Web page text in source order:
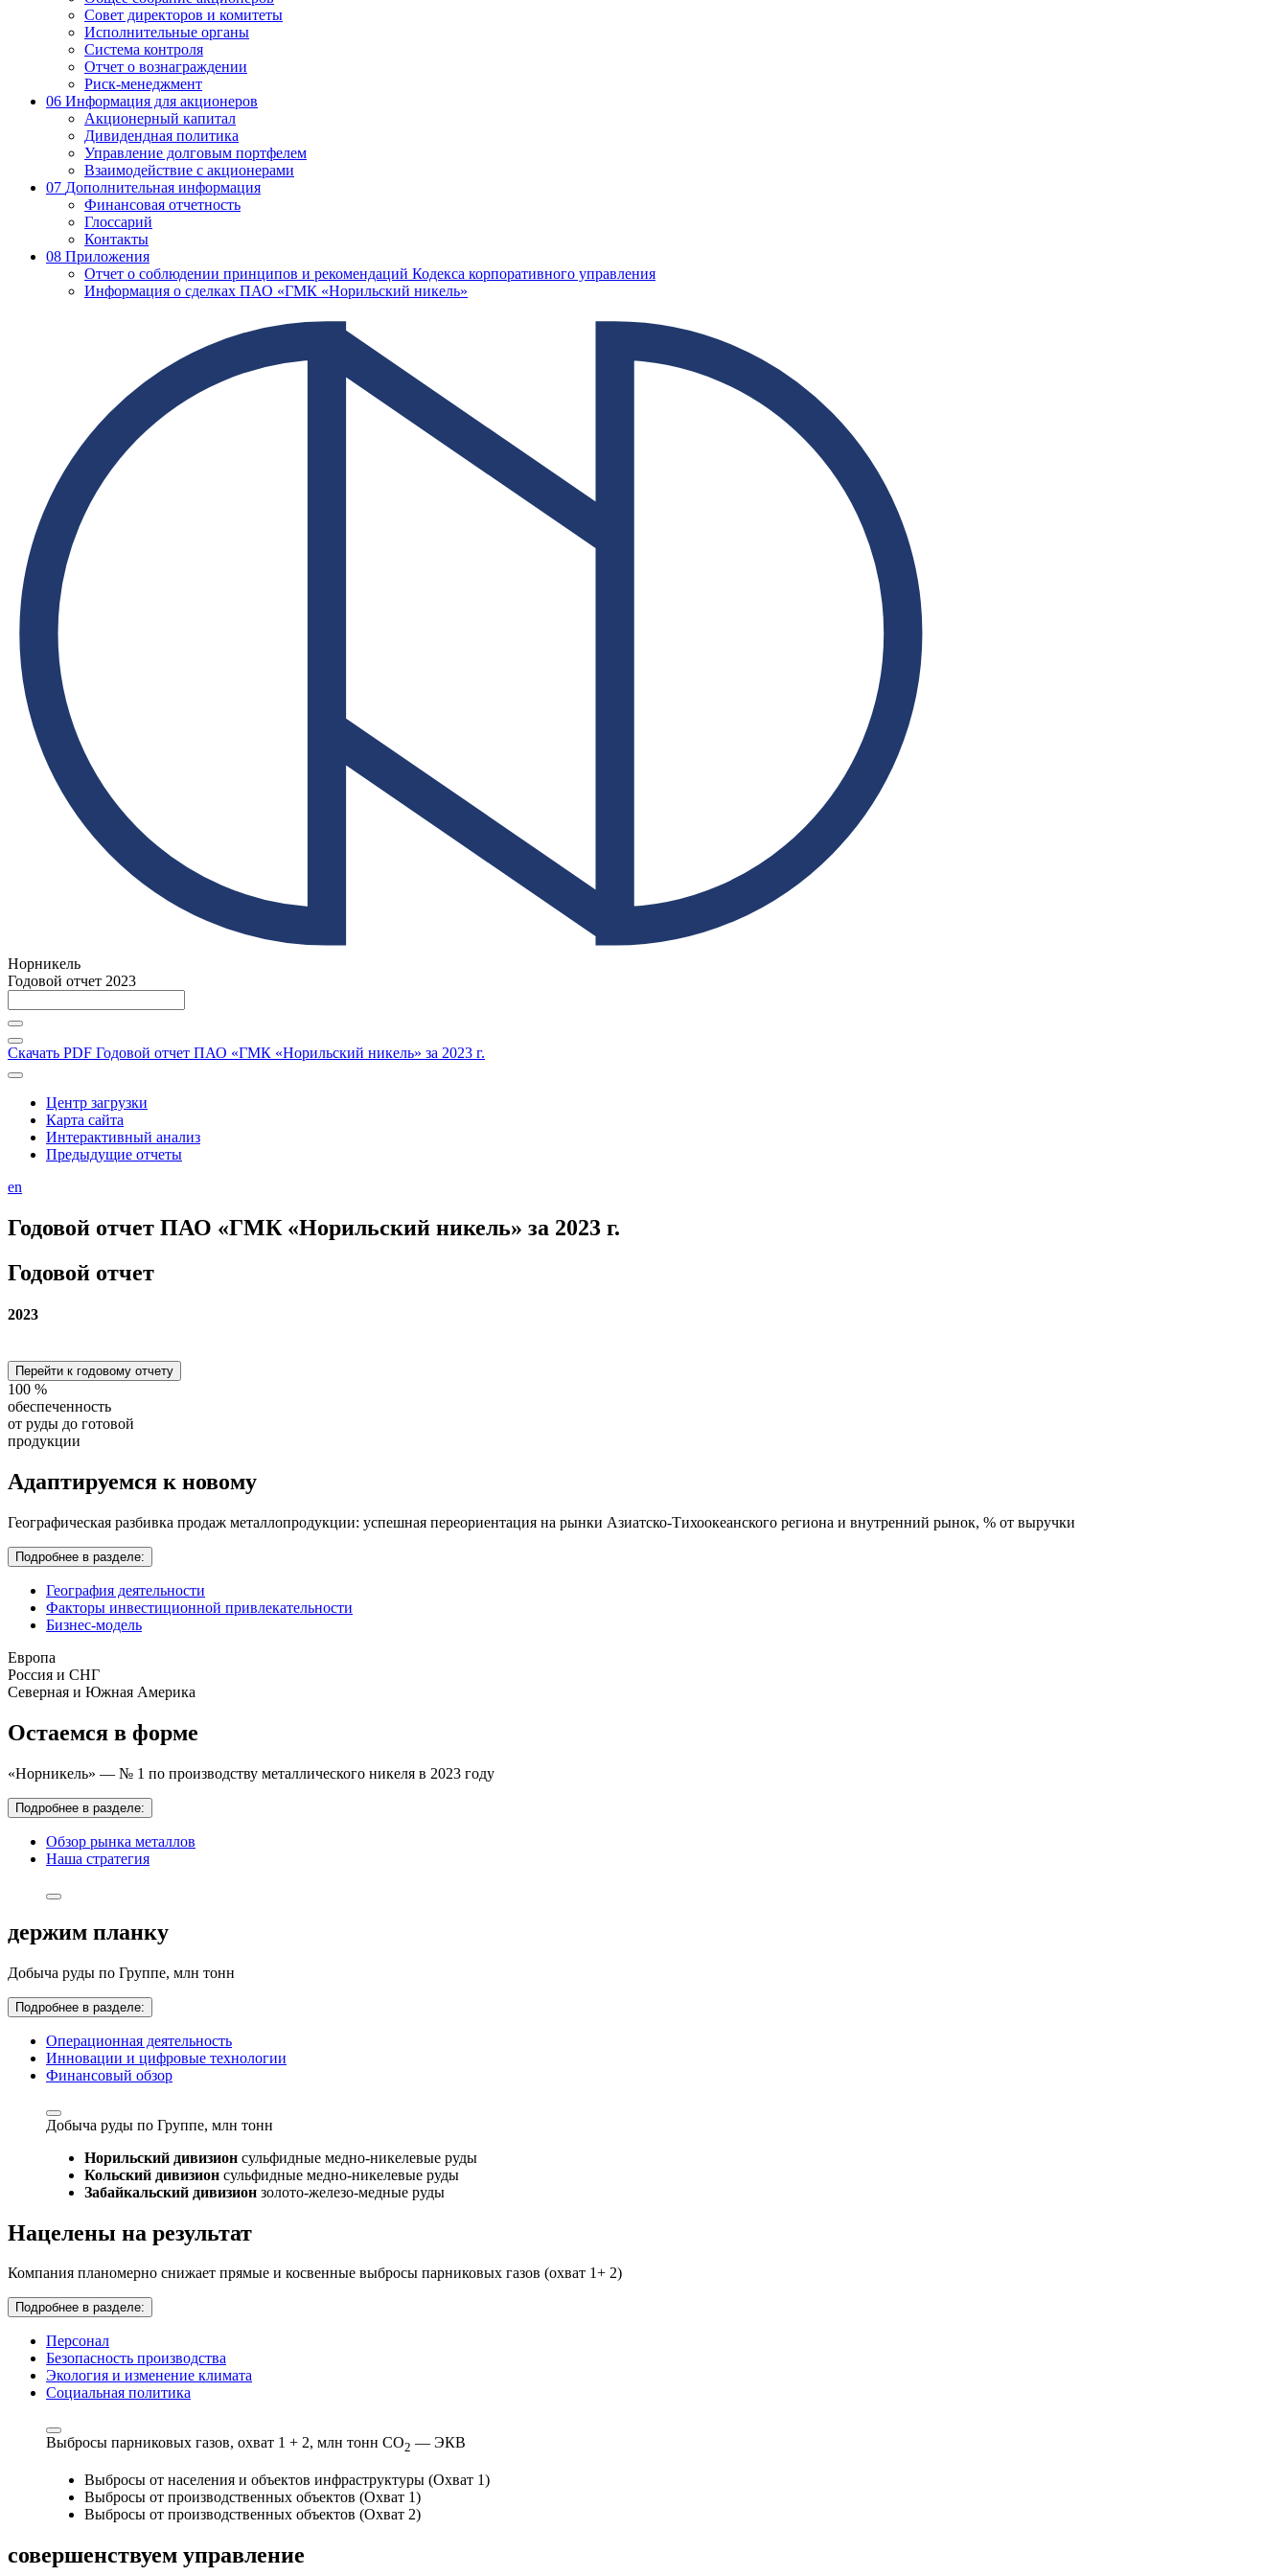
Совет директоров и комитеты
Исполнительные органы
Система контроля
Отчет о вознаграждении
Риск-менеджмент
06 Информация для акционеров
Акционерный капитал
Дивидендная политика
Управление долговым портфелем
Взаимодействие с акционерами
07 Дополнительная информация
Финансовая отчетность
Глоссарий
Контакты
08 Приложения
Отчет о соблюдении принципов и рекомендаций Кодекса корпоративного управления
Информация о сделках ПАО «ГМК «Норильский никель»
Норникель
Годовой отчет 2023
Скачать PDF Годовой отчет ПАО «ГМК «Норильский никель» за 2023 г.
Центр загрузки
Карта сайта
Интерактивный анализ
Предыдущие отчеты
en
Годовой отчет ПАО «ГМК «Норильский никель» за 2023 г.
Годовой отчет
2023
Перейти к годовому отчету
100 %
обеспеченность
от руды до готовой
продукции
Адаптируемся к новому
Географическая разбивка продаж металлопродукции: успешная переориентация на рынки Азиатско-Тихоокеанского региона и внутренний рынок, % от выручки
Подробнее в разделе:
География деятельности
Факторы инвестиционной привлекательности
Бизнес-модель
Европа
Россия и СНГ
Северная и Южная Америка
Остаемся в форме
«Норникель» — № 1 по производству металлического никеля в 2023 году
Подробнее в разделе:
Обзор рынка металлов
Наша стратегия
держим планку
Добыча руды по Группе, млн тонн
Подробнее в разделе:
Операционная деятельность
Инновации и цифровые технологии
Финансовый обзор
Добыча руды по Группе, млн тонн
Норильский дивизион сульфидные медно-никелевые руды
Кольский дивизион сульфидные медно-никелевые руды
Забайкальский дивизион золото-железо-медные руды
Нацелены на результат
Компания планомерно снижает прямые и косвенные выбросы парниковых газов (охват 1+ 2)
Подробнее в разделе:
Персонал
Безопасность производства
Экология и изменение климата
Социальная политика
Выбросы парниковых газов, охват 1 + 2, млн тонн СО2 — ЭКВ
Выбросы от населения и объектов инфраструктуры (Охват 1)
Выбросы от производственных объектов (Охват 1)
Выбросы от производственных объектов (Охват 2)
совершенствуем управление